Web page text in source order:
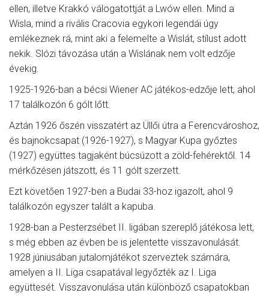
ellen, illetve Krakkó válogatottját a Lwów ellen. Mind a
Wisla, mind a rivális Cracovia egykori legendái úgy
emlékeznek rá, mint aki a felemelte a Wislát, stílust adott
nekik. Slózi távozása után a Wislának nem volt edzője
évekig.
1925-1926-ban a bécsi Wiener AC játékos-edzője lett, ahol
17 találkozón 6 gólt lőtt.
Aztán 1926 őszén visszatért az Üllői útra a Ferencvároshoz,
és bajnokcsapat (1926-1927), s Magyar Kupa győztes
(1927) együttes tagjaként búcsúzott a zöld-fehérektől. 14
mérkőzésen játszott, és 11 gólt szerzett.
Ezt követően 1927-ben a Budai 33-hoz igazolt, ahol 9
találkozón egyszer talált a kapuba.
1928-ban a Pesterzsébet II. ligában szereplő játékosa lett,
s még ebben az évben be is jelentette visszavonulását.
1928 júniusában jutalomjátékot szerveztek számára,
amelyen a II. Liga csapatával legyőzték az I. Liga
együttesét. Visszavonulása után különböző csapatokban